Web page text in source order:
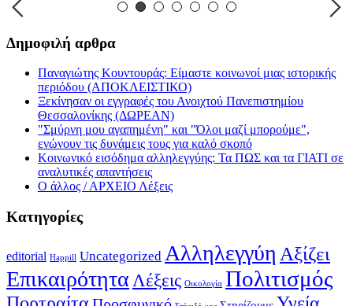
Δημοφιλή αρθρα
Παναγιώτης Κουντουράς: Είμαστε κοινωνοί μιας ιστορικής
περιόδου (ΑΠΟΚΛΕΙΣΤΙΚΟ)
Ξεκίνησαν οι εγγραφές του Ανοιχτού Πανεπιστημίου
Θεσσαλονίκης (ΔΩΡΕΑΝ)
"Σμύρνη μου αγαπημένη" και "Όλοι μαζί μπορούμε",
ενώνουν τις δυνάμεις τους για καλό σκοπό
Κοινωνικό εισόδημα αλληλεγγύης: Τα ΠΩΣ και τα ΓΙΑΤΙ σε
αναλυτικές απαντήσεις
Ο άλλος / ΑΡΧΕΙΟ Λέξεις
Κατηγορίες
editorial Happill Uncategorized Αλληλεγγύη Αξίζει
Επικαιρότητα Λέξεις Οικολογία Πολιτισμός